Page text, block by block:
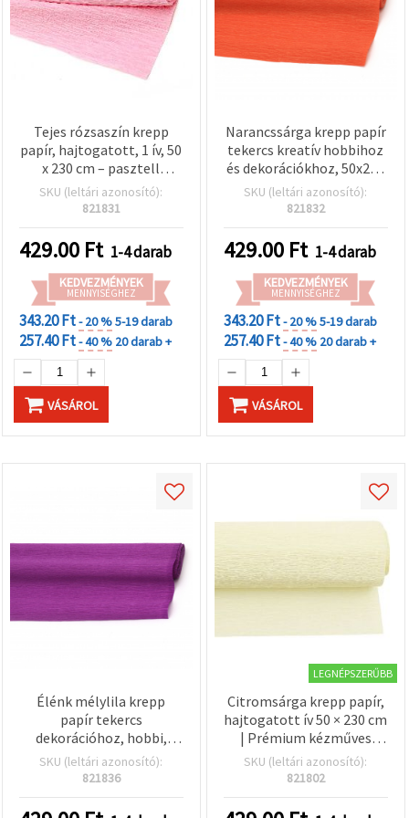
Tejes rózsaszín krepp
papír, hajtogatott, 1 ív, 50
x 230 cm – pasztell
kreatív hobbi papír DIY
virágokhoz, party
ajándékcsomagoláshoz
SKU (leltári azonosító):
821831
429.00 Ft 1-4 darab
KEDVEZMÉNYEK
MENNYISÉGHEZ
343.20 Ft- 20 %5-19 darab
257.40 Ft- 40 % 20 darab +
VÁSÁROL
Narancssárga krepp papír
tekercs kreatív hobbihoz
és dekorációkhoz, 50x230
cm
SKU (leltári azonosító):
821832
429.00 Ft 1-4 darab
KEDVEZMÉNYEK
MENNYISÉGHEZ
343.20 Ft- 20 %5-19 darab
257.40 Ft- 40 % 20 darab +
VÁSÁROL
Élénk mélylila krepp
papír tekercs
dekorációhoz, hobbi,
kézműves és DIY
projektekhez, 50 x 230 cm
SKU (leltári azonosító):
821836
LEGNÉPSZERŰBB
Citromsárga krepp papír,
hajtogatott ív 50 × 230 cm
| Prémium kézműves
kellék DIY projektekhez,
papírvirágokhoz,
és parti dekorációkhoz
SKU (leltári azonosító):
821802